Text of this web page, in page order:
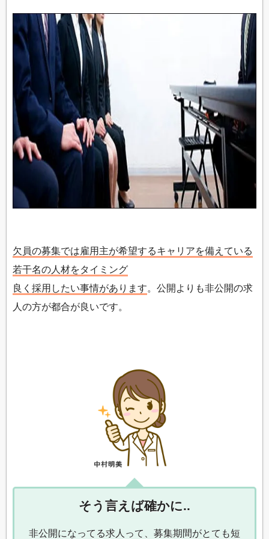
欠員の募集では雇用主が希望するキャリアを備えている
若干名の人材をタイミング
良く採用したい事情があります。公開よりも非公開の求
人の方が都合が良いです。
そう言えば確かに..
非公開になってる求人って、募集期間がとても短